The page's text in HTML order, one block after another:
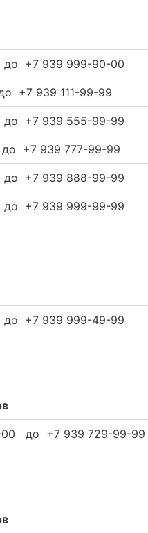
+7 939 999-90-00
+7 939 111-99-99
+7 939 555-99-99
+7 939 777-99-99
+7 939 888-99-99
+7 939 999-99-99
+7 939 999-49-99
до +7 939 729-99-99